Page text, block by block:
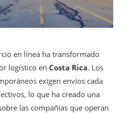
en línea ha transformado
logístico en Costa Rica. Los
exigen envíos cada
lo que ha creado una
las compañías que operan